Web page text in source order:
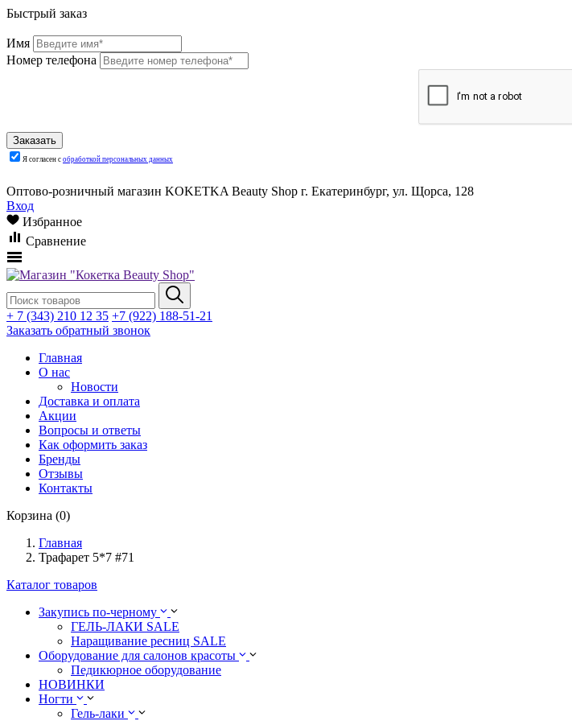
Быстрый заказ
Имя
Номер телефона
Я согласен с обработкой персональных данных
Оптово-розничный магазин KOKETKA Beauty Shop г. Екатеринбург, ул. Щорса, 128
Вход
Избранное
Сравнение
+ 7 (343) 210 12 35 +7 (922) 188-51-21
Заказать обратный звонок
Главная
О нас
Новости
Доставка и оплата
Акции
Вопросы и ответы
Как оформить заказ
Бренды
Отзывы
Контакты
Корзина (0)
Главная
Трафарет 5*7 #71
Каталог товаров
Закупись по-черному
ГЕЛЬ-ЛАКИ SALE
Наращивание ресниц SALE
Оборудование для салонов красоты
Педикюрное оборудование
НОВИНКИ
Ногти
Гель-лаки